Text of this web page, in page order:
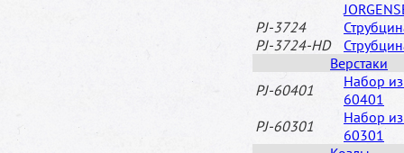
PJ-3724
PJ-3724-HD
Верстаки
PJ-60401
Набор из
60401
PJ-60301
Набор из
60301